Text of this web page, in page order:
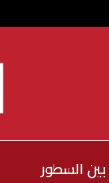
بين السطور